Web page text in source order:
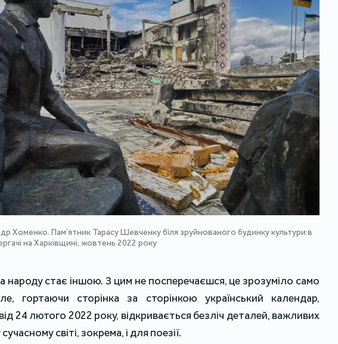
Хоменко. Памʼятник Тарасу Шевченку біля зруйнованого будинку культури в
на Харківщині, жовтень 2022 року
народу стає іншою. З цим не посперечаєшся, це зрозуміло само
гортаючи сторінка за сторінкою український календар,
24 лютого 2022 року, відкривається безліч деталей, важливих
світі, зокрема, і для поезії.